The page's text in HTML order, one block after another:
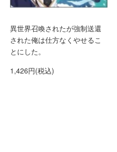
異世界召喚されたが強制送還
された俺は仕方なくやせるこ
とにした。
1,426円(税込)